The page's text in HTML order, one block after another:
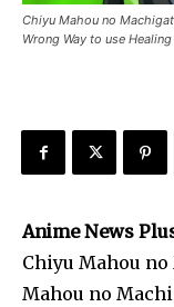
Chiyu Mahou no
Wrong Way to use
Anime News
Chiyu Mahou
Mahou no